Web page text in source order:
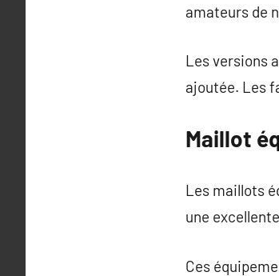
amateurs de
Les versions
ajoutée. Les
Maillot
Les maillots
une
Ces